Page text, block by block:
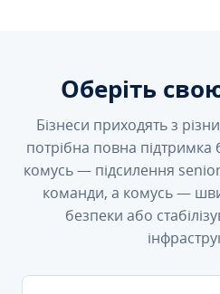
Оберіть
Бізнеси приходять з
потрібна повна підтримка
комусь — підсилення
команди, а комусь —
безпеки або